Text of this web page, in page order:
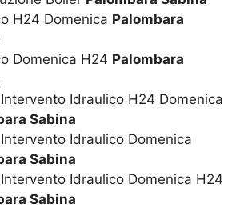
H24 Domenica Palombara
Domenica H24 Palombara
Idraulico H24 Domenica
Sabina
Idraulico Domenica
Sabina
Idraulico Domenica H24
Sabina